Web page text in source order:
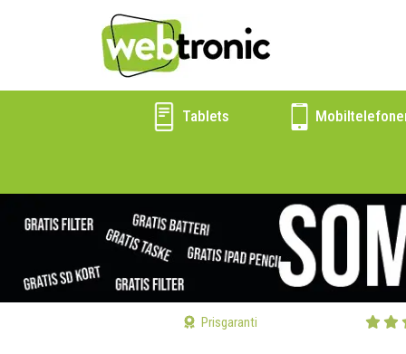
Tablets
Prisgaranti